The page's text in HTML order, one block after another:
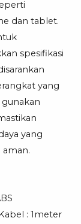
dan tablet.
spesifikasi
yang
gunakan
yang
aman.
: 1meter